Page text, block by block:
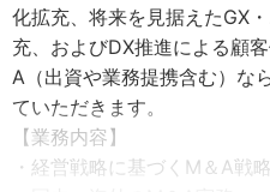
化拡充、将来を見据えたGX
充、およびDX推進による顧
A（出資や業務提携含む）な
ていただきます。
【業務内容】
・経営戦略に基づくM＆A戦